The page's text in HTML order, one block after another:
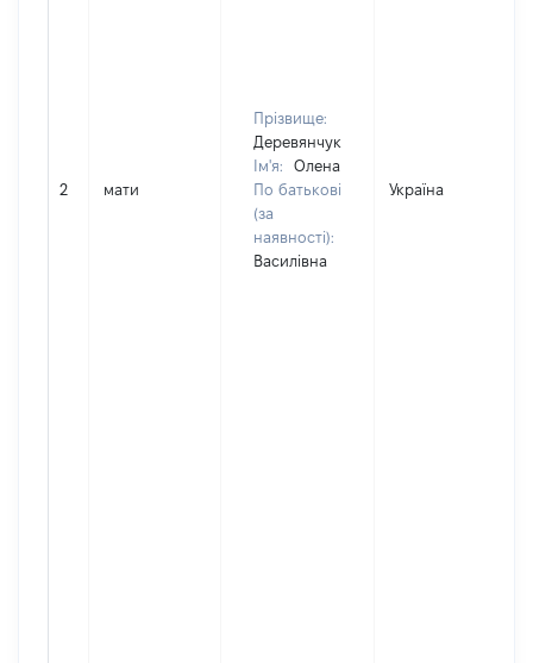
2 мати
Прізвище:
Деревянчук
Ім'я:
Олена
По батькові
(за
наявності):
Василівна
Україна